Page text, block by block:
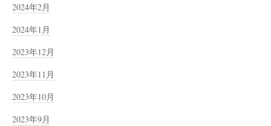
2024年2月
2024年1月
2023年12月
2023年11月
2023年10月
2023年9月